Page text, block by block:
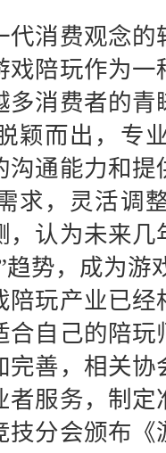
代消费观念
戏陪玩作为
多消费者的
颖而出，专
沟通能力和
求，灵活调
，认为未来
趋势，成为游
陪玩产业已
合自己的陪
完善，相关
者服务，制
技分会颁布